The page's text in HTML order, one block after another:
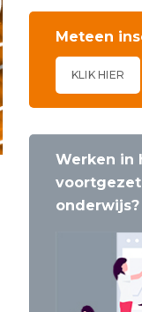
Meteen
KLIK HIER
Werken in
voortgezet
onderwijs?